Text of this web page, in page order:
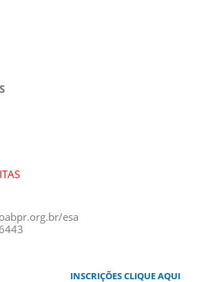
esa
INSCRIÇÕES CLIQUE AQUI